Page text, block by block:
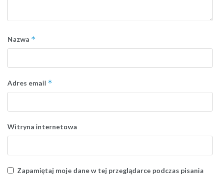
Nazwa *
Adres email *
Witryna internetowa
Zapamiętaj moje dane w tej przeglądarce podczas pisania